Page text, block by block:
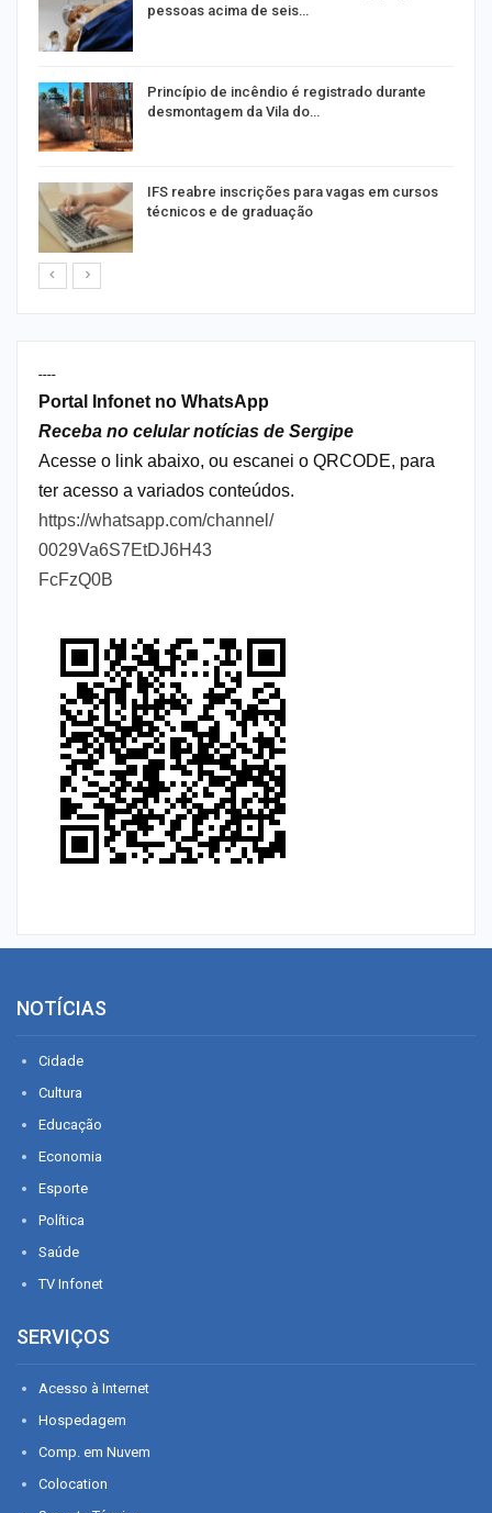
pessoas acima de seis…
Princípio de incêndio é registrado durante
desmontagem da Vila do…
IFS reabre inscrições para vagas em cursos
técnicos e de graduação
----
Portal Infonet no WhatsApp
Receba no celular notícias de Sergipe
Acesse o link abaixo, ou escanei o QRCODE, para
ter acesso a variados conteúdos.
https://whatsapp.com/channel/
0029Va6S7EtDJ6H43
FcFzQ0B
NOTÍCIAS
Cidade
Cultura
Educação
Economia
Esporte
Política
Saúde
TV Infonet
SERVIÇOS
Acesso à Internet
Hospedagem
Comp. em Nuvem
Colocation